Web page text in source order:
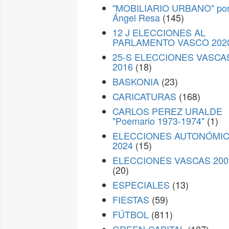
"MOBILIARIO URBANO"
Ángel Resa (145)
12 J ELECCIONES AL
PARLAMENTO VASCO
25-S ELECCIONES
2016 (18)
BASKONIA (23)
CARICATURAS (168)
CARLOS PEREZ URALDE
"Poemario 1973-1974" (1)
ELECCIONES
2024 (15)
ELECCIONES VASCAS
(20)
ESPECIALES (13)
FIESTAS (59)
FÚTBOL (811)